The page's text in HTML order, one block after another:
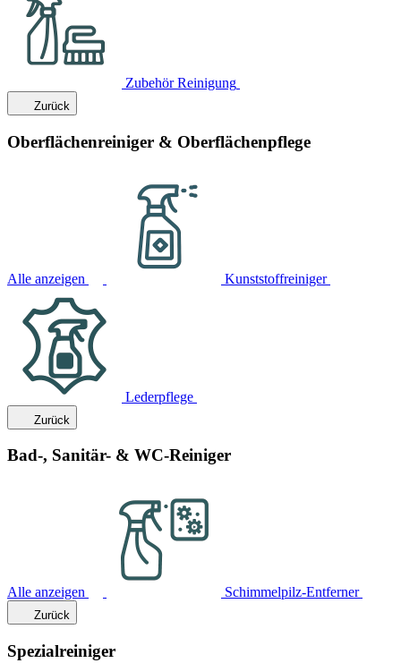
Zubehör Reinigung
Zurück
Oberflächenreiniger & Oberflächenpflege
Alle anzeigen Kunststoffreiniger
Lederpflege
Zurück
Bad-, Sanitär- & WC-Reiniger
Alle anzeigen Schimmelpilz-Entferner
Zurück
Spezialreiniger